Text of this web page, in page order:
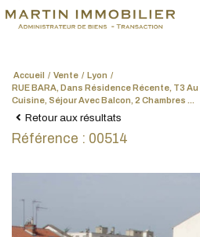
Accueil Vente
Lyon
RUE BARA, Dans Résidence Récente, T3
Cuisine, Séjour Avec Balcon, 2 Chambres ...
Retour aux résultats
Référence : 00514